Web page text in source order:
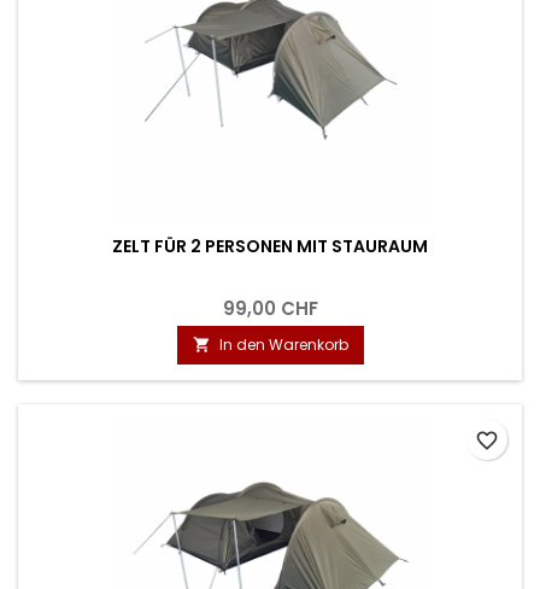
ZELT FÜR 2 PERSONEN MIT STAURAUM
99,00 CHF
 In den Warenkorb
favorite_border